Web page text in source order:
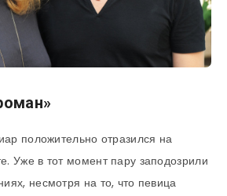
положительно отразился на
Уже в тот момент пару заподозрили
несмотря на то, что певица